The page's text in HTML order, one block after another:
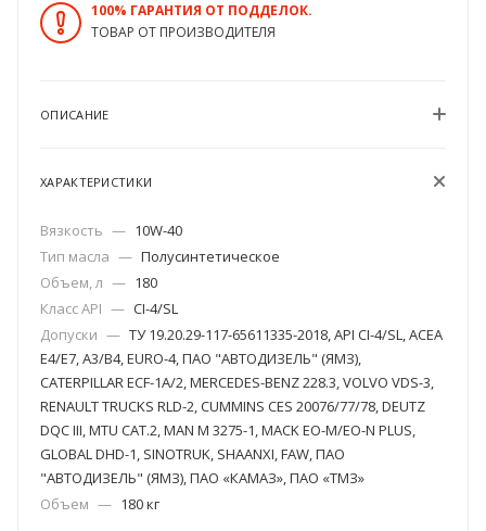
100% ГАРАНТИЯ ОТ ПОДДЕЛОК.
ТОВАР ОТ ПРОИЗВОДИТЕЛЯ
ОПИСАНИЕ
ХАРАКТЕРИСТИКИ
Вязкость — 10W-40
Тип масла — Полусинтетическое
Объем, л — 180
Класс API — CI-4/SL
Допуски — ТУ 19.20.29-117-65611335-2018, API CI-4/SL, ACEA
E4/E7, A3/B4, EURO-4, ПАО "АВТОДИЗЕЛЬ" (ЯМЗ),
CATERPILLAR ECF-1A/2, MERCEDES-BENZ 228.3, VOLVO VDS-3,
RENAULT TRUCKS RLD-2, CUMMINS CES 20076/77/78, DEUTZ
DQC III, MTU CAT.2, MAN M 3275-1, MACK EO-M/EO-N PLUS,
GLOBAL DHD-1, SINOTRUK, SHAANXI, FAW, ПАО
"АВТОДИЗЕЛЬ" (ЯМЗ), ПАО «КАМАЗ», ПАО «ТМЗ»
Объем — 180 кг